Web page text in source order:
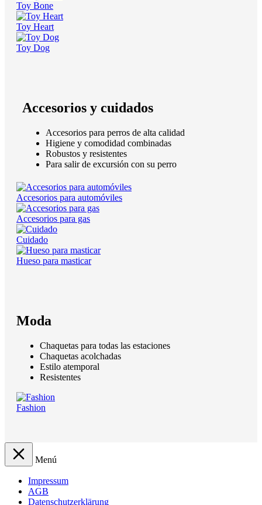
Toy Bone
Toy Heart
Toy Dog
Accesorios y cuidados
Accesorios para perros de alta calidad
Higiene y comodidad combinadas
Robustos y resistentes
Para salir de excursión con su perro
Accesorios para automóviles
Accesorios para gas
Cuidado
Hueso para masticar
Moda
Chaquetas para todas las estaciones
Chaquetas acolchadas
Estilo atemporal
Resistentes
Fashion
Menú
Impressum
AGB
Datenschutzerklärung